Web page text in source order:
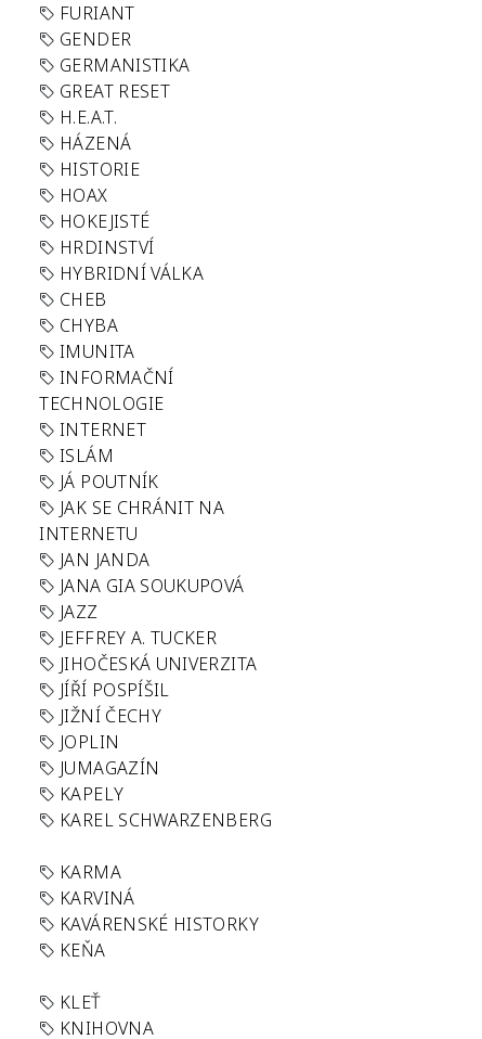
FURIANT
GENDER
GERMANISTIKA
GREAT RESET
H.E.A.T.
HÁZENÁ
HISTORIE
HOAX
HOKEJISTÉ
HRDINSTVÍ
HYBRIDNÍ VÁLKA
CHEB
CHYBA
IMUNITA
INFORMAČNÍ
TECHNOLOGIE
INTERNET
ISLÁM
JÁ POUTNÍK
JAK SE CHRÁNIT NA
INTERNETU
JAN JANDA
JANA GIA SOUKUPOVÁ
JAZZ
JEFFREY A. TUCKER
JIHOČESKÁ UNIVERZITA
JÍŘÍ POSPÍŠIL
JIŽNÍ ČECHY
JOPLIN
JUMAGAZÍN
KAPELY
KAREL SCHWARZENBERG
KARMA
KARVINÁ
KAVÁRENSKÉ HISTORKY
KEŇA
KLEŤ
KNIHOVNA